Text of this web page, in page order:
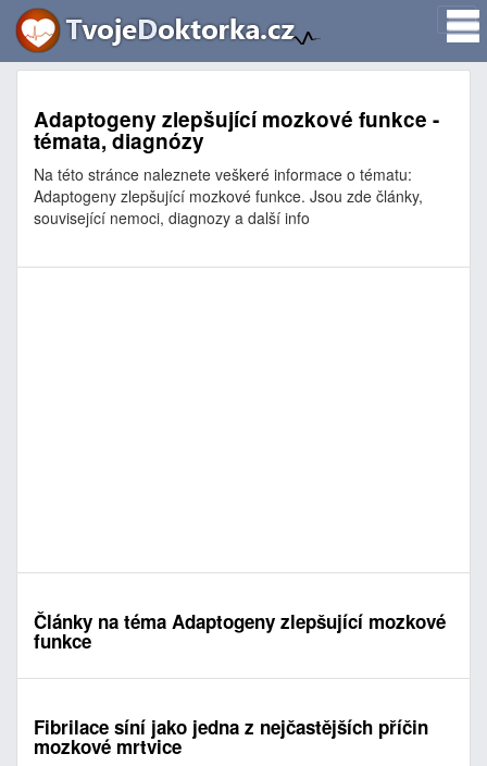
Adaptogeny zlepšující mozkové funkce -
témata, diagnózy
Na této stránce naleznete veškeré informace o tématu:
Adaptogeny zlepšující mozkové funkce. Jsou zde články,
související nemoci, diagnozy a další info
Články na téma Adaptogeny zlepšující mozkové
funkce
Fibrilace síní jako jedna z nejčastějších příčin
mozkové mrtvice